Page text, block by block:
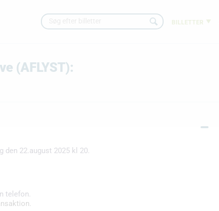
BILLETTER
(AFLYST):
den 22.august 2025 kl 20.
telefon.